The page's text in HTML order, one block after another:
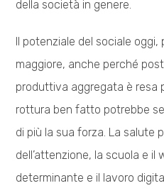
della società in genere.
Il potenziale del sociale oggi,
maggiore, anche perché
produttiva aggregata è resa
rottura ben fatto potrebbe
di più la sua forza. La salute
dell’attenzione, la scuola e il
determinante e il lavoro